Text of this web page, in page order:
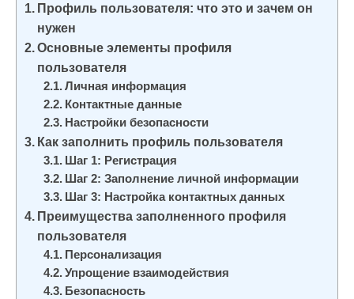
Профиль пользователя: что это и зачем он
нужен
Основные элементы профиля
пользователя
Личная информация
Контактные данные
Настройки безопасности
Как заполнить профиль пользователя
Шаг 1: Регистрация
Шаг 2: Заполнение личной информации
Шаг 3: Настройка контактных данных
Преимущества заполненного профиля
пользователя
Персонализация
Упрощение взаимодействия
Безопасность